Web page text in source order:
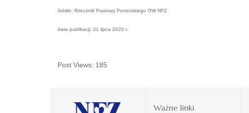
źródło: Rzecznik Prasowy Pomorskiego OW NFZ
data publikacji: 21 lipca 2020 r.
Post Views: 185
Ważne linki